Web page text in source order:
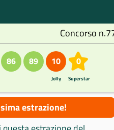
Concorso
86 89 10
Jolly
0
Superstar
estrazione!